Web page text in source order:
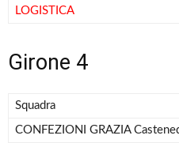
LOGISTICA
Girone 4
Squadra
CONFEZIONI GRAZIA